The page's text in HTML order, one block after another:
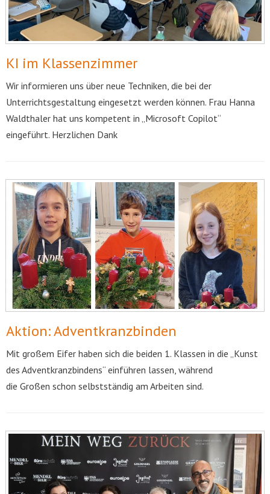
KI im Klassenzimmer
Wir informieren uns über neue Techniken, die bei der
Unterrichtsgestaltung eingesetzt werden können. Frau Hanna
Waldthaler hat uns kompetent in „Microsoft Copilot“
eingeführt. Herzlichen Dank
Aktion: Adventkranzbinden
Mit großem Eifer haben sich die beiden 1. Klassen in die „Kunst
des Adventkranzbindens“ einführen lassen, während
die Großen schon selbstständig am Arbeiten sind.